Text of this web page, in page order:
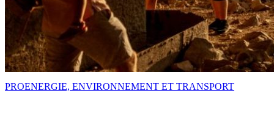
PROENERGIE, ENVIRONNEMENT ET TRANSPORT